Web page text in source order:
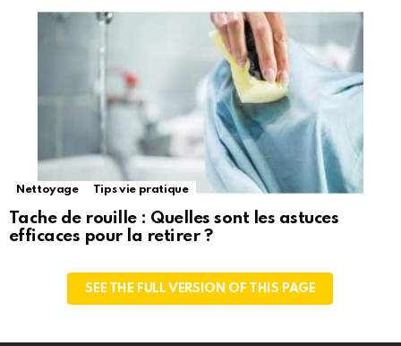
Nettoyage Tips vie pratique
Tache de rouille : Quelles sont les astuces
efficaces pour la retirer ?
SEE THE FULL VERSION OF THIS PAGE